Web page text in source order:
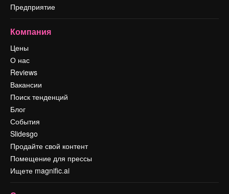
Предприятие
Компания
Цены
О нас
Reviews
Вакансии
Поиск тенденций
Блог
События
Slidesgo
Продайте свой контент
Помещение для прессы
Ищете magnific.ai